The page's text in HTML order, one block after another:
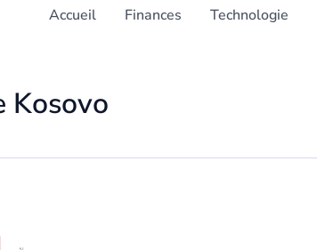
Accueil Finances Technologie
Kosovo